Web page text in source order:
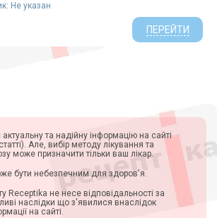
Не указан
ПЕРЕЙТИ
та надійну інформацію на сайті
Але, вибір методу лікування та
може призначити тільки ваш лікар.
бути небезпечним для здоров'я.
Receptika не несе відповідальності за
наслідки що з'явилися внаслідок
на сайті.